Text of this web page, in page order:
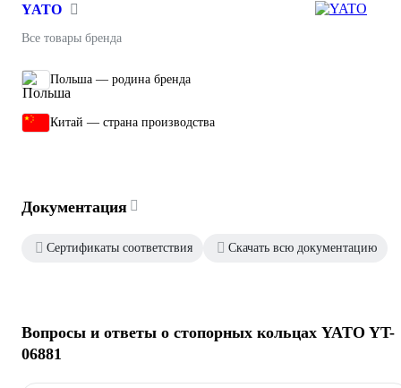
YATO
Все товары бренда
Польша — родина бренда
Китай — страна производства
Документация
Сертификаты соответствия Скачать всю документацию
Вопросы и ответы о стопорных кольцах YATO YT-
06881